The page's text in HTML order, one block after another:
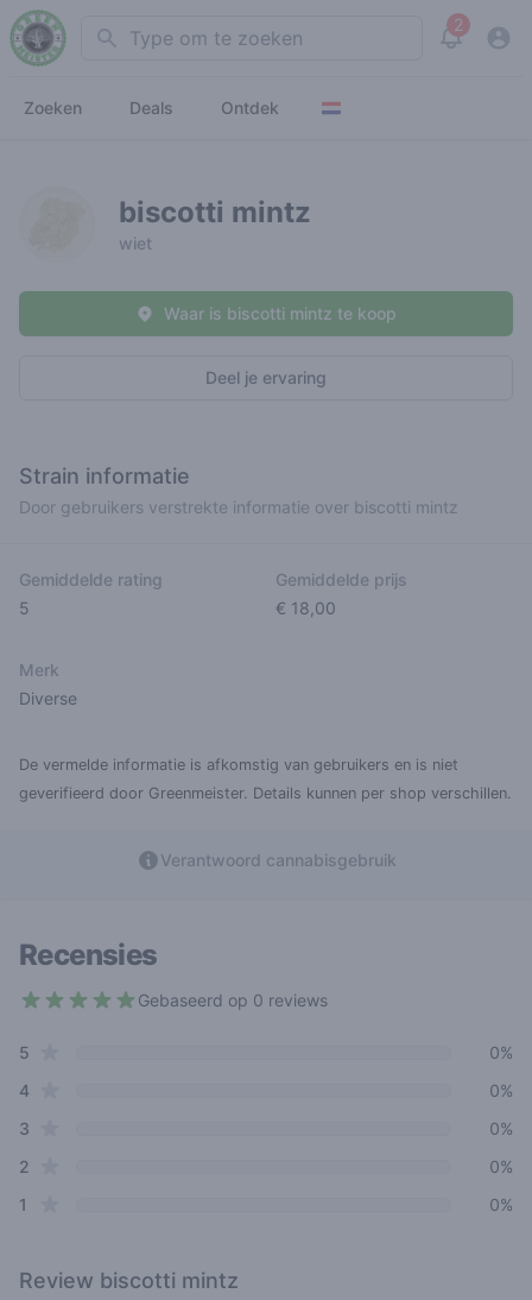
Search 2
View
Zoeken Deals Ontdek
biscotti mintz
wiet
Deel je ervaring
Waar is biscotti mintz te koop
Strain informatie
Door gebruikers verstrekte informatie over biscotti mintz
Gemiddelde rating
5
Gemiddelde prijs
€ 18,00
Merk
Diverse
De vermelde informatie is afkomstig van gebruikers en is niet
geverifieerd door Greenmeister. Details kunnen per shop verschillen.
Verantwoord cannabisgebruik
Recensies
Gebaseerd op 0 reviews
Review data
5
0%
4star reviews
0%
3
0%
2
0%
1
0%
Review biscotti mintz